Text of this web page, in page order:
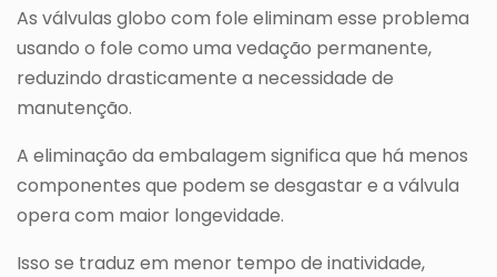
As válvulas globo com fole eliminam esse problema
usando o fole como uma vedação permanente,
reduzindo drasticamente a necessidade de
manutenção.
A eliminação da embalagem significa que há menos
componentes que podem se desgastar e a válvula
opera com maior longevidade.
Isso se traduz em menor tempo de inatividade,